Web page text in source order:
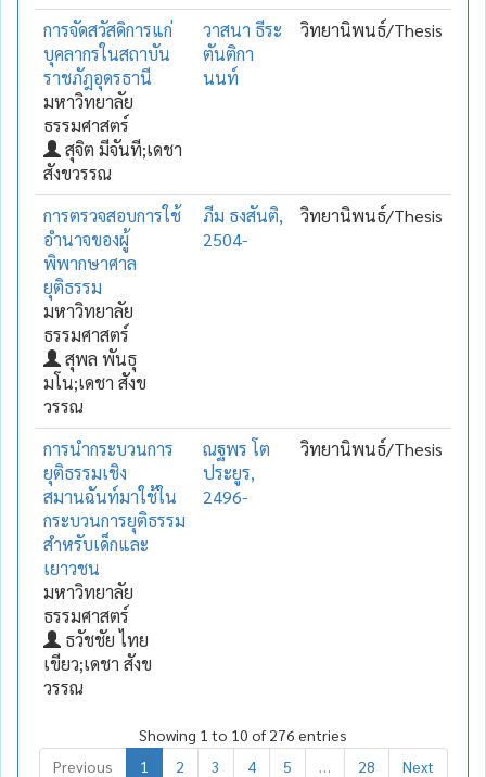
การจัดสวัสดิการแก่
บุคลากรในสถาบัน
ราชภัฎอุดรธานี
มหาวิทยาลัย
ธรรมศาสตร์
สุจิต มีจันที;เดชา
สังขวรรณ
วาสนา ธีระ
ตันติกา
นนท์
วิทยานิพนธ์/Thesis
การตรวจสอบการใช้
อำนาจของผู้
พิพากษาศาล
ยุติธรรม
มหาวิทยาลัย
ธรรมศาสตร์
สุพล พันธุ
มโน;เดชา สังข
วรรณ
ภีม ธงสันติ,
2504-
วิทยานิพนธ์/Thesis
การนำกระบวนการ
ยุติธรรมเชิง
สมานฉันท์มาใช้ใน
กระบวนการยุติธรรม
สำหรับเด็กและ
เยาวชน
มหาวิทยาลัย
ธรรมศาสตร์
ธวัชชัย ไทย
เขียว;เดชา สังข
วรรณ
ณฐพร โต
ประยูร,
2496-
วิทยานิพนธ์/Thesis
Showing 1 to 10 of 276 entries
Previous
1 2 3 4 5 28 Next